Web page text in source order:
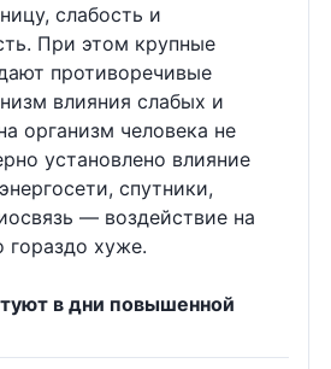
слабость и
При этом крупные
противоречивые
влияния слабых и
организм человека не
установлено влияние
спутники,
— воздействие на
гораздо хуже.
в дни повышенной